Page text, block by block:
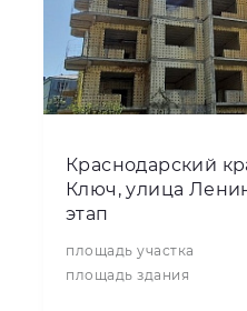
Краснодарский
Ключ, улица
этап
площадь участка
площадь здания